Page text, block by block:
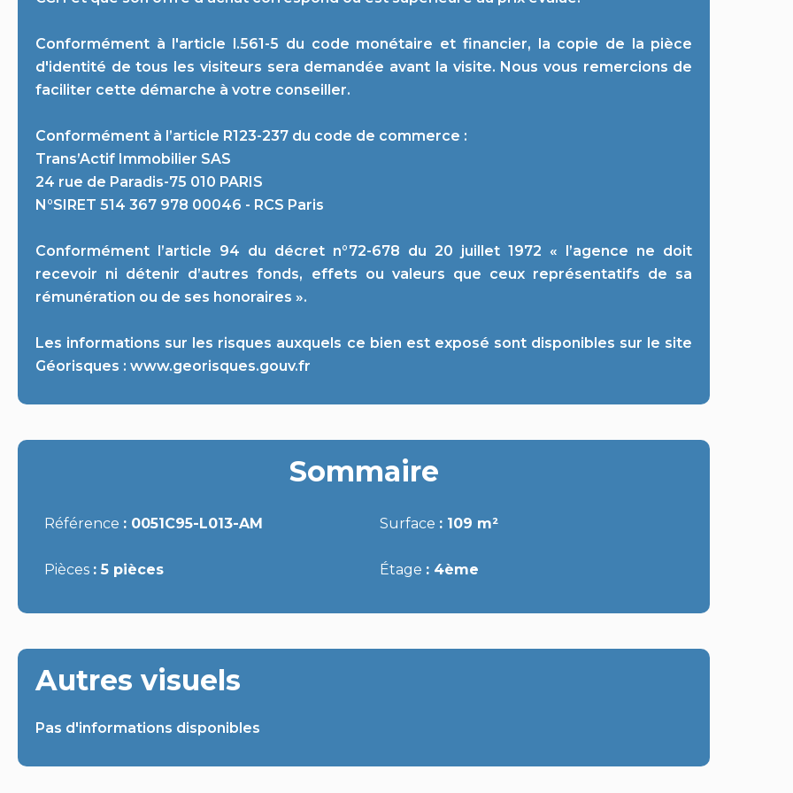
Conformément à l'article l.561-5 du code monétaire et financier, la copie de la pièce
d'identité de tous les visiteurs sera demandée avant la visite. Nous vous remercions de
faciliter cette démarche à votre conseiller.
Conformément à l’article R123-237 du code de commerce :
Trans’Actif Immobilier SAS
24 rue de Paradis-75 010 PARIS
N°SIRET 514 367 978 00046 - RCS Paris
Conformément l’article 94 du décret n°72-678 du 20 juillet 1972 « l’agence ne doit
recevoir ni détenir d’autres fonds, effets ou valeurs que ceux représentatifs de sa
rémunération ou de ses honoraires ».
Les informations sur les risques auxquels ce bien est exposé sont disponibles sur le site
Géorisques : www.georisques.gouv.fr
Sommaire
Référence 0051C95-L013-AM
Pièces 5 pièces
Surface 109 m²
Étage 4ème
Autres visuels
Pas d'informations disponibles